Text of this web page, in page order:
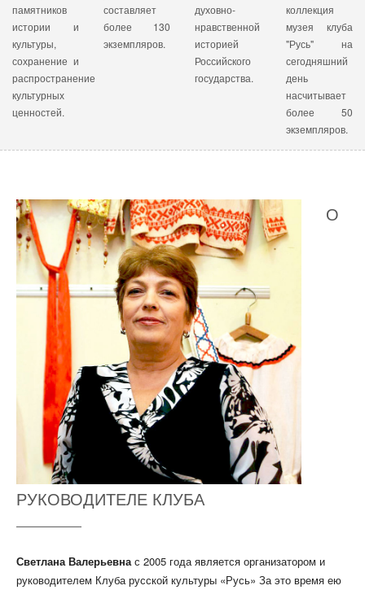
памятников
истории и
культуры,
сохранение и
распространение
культурных
ценностей.
составляет
более 130
экземпляров.
духовно-
нравственной
историей
Российского
государства.
коллекция
музея клуба
"Русь" на
сегодняшний
день
насчитывает
более 50
экземпляров.
О
РУКОВОДИТЕЛЕ КЛУБА
Светлана Валерьевнас 2005 года является организатором и
руководителем Клуба русской культуры «Русь» За это время ею